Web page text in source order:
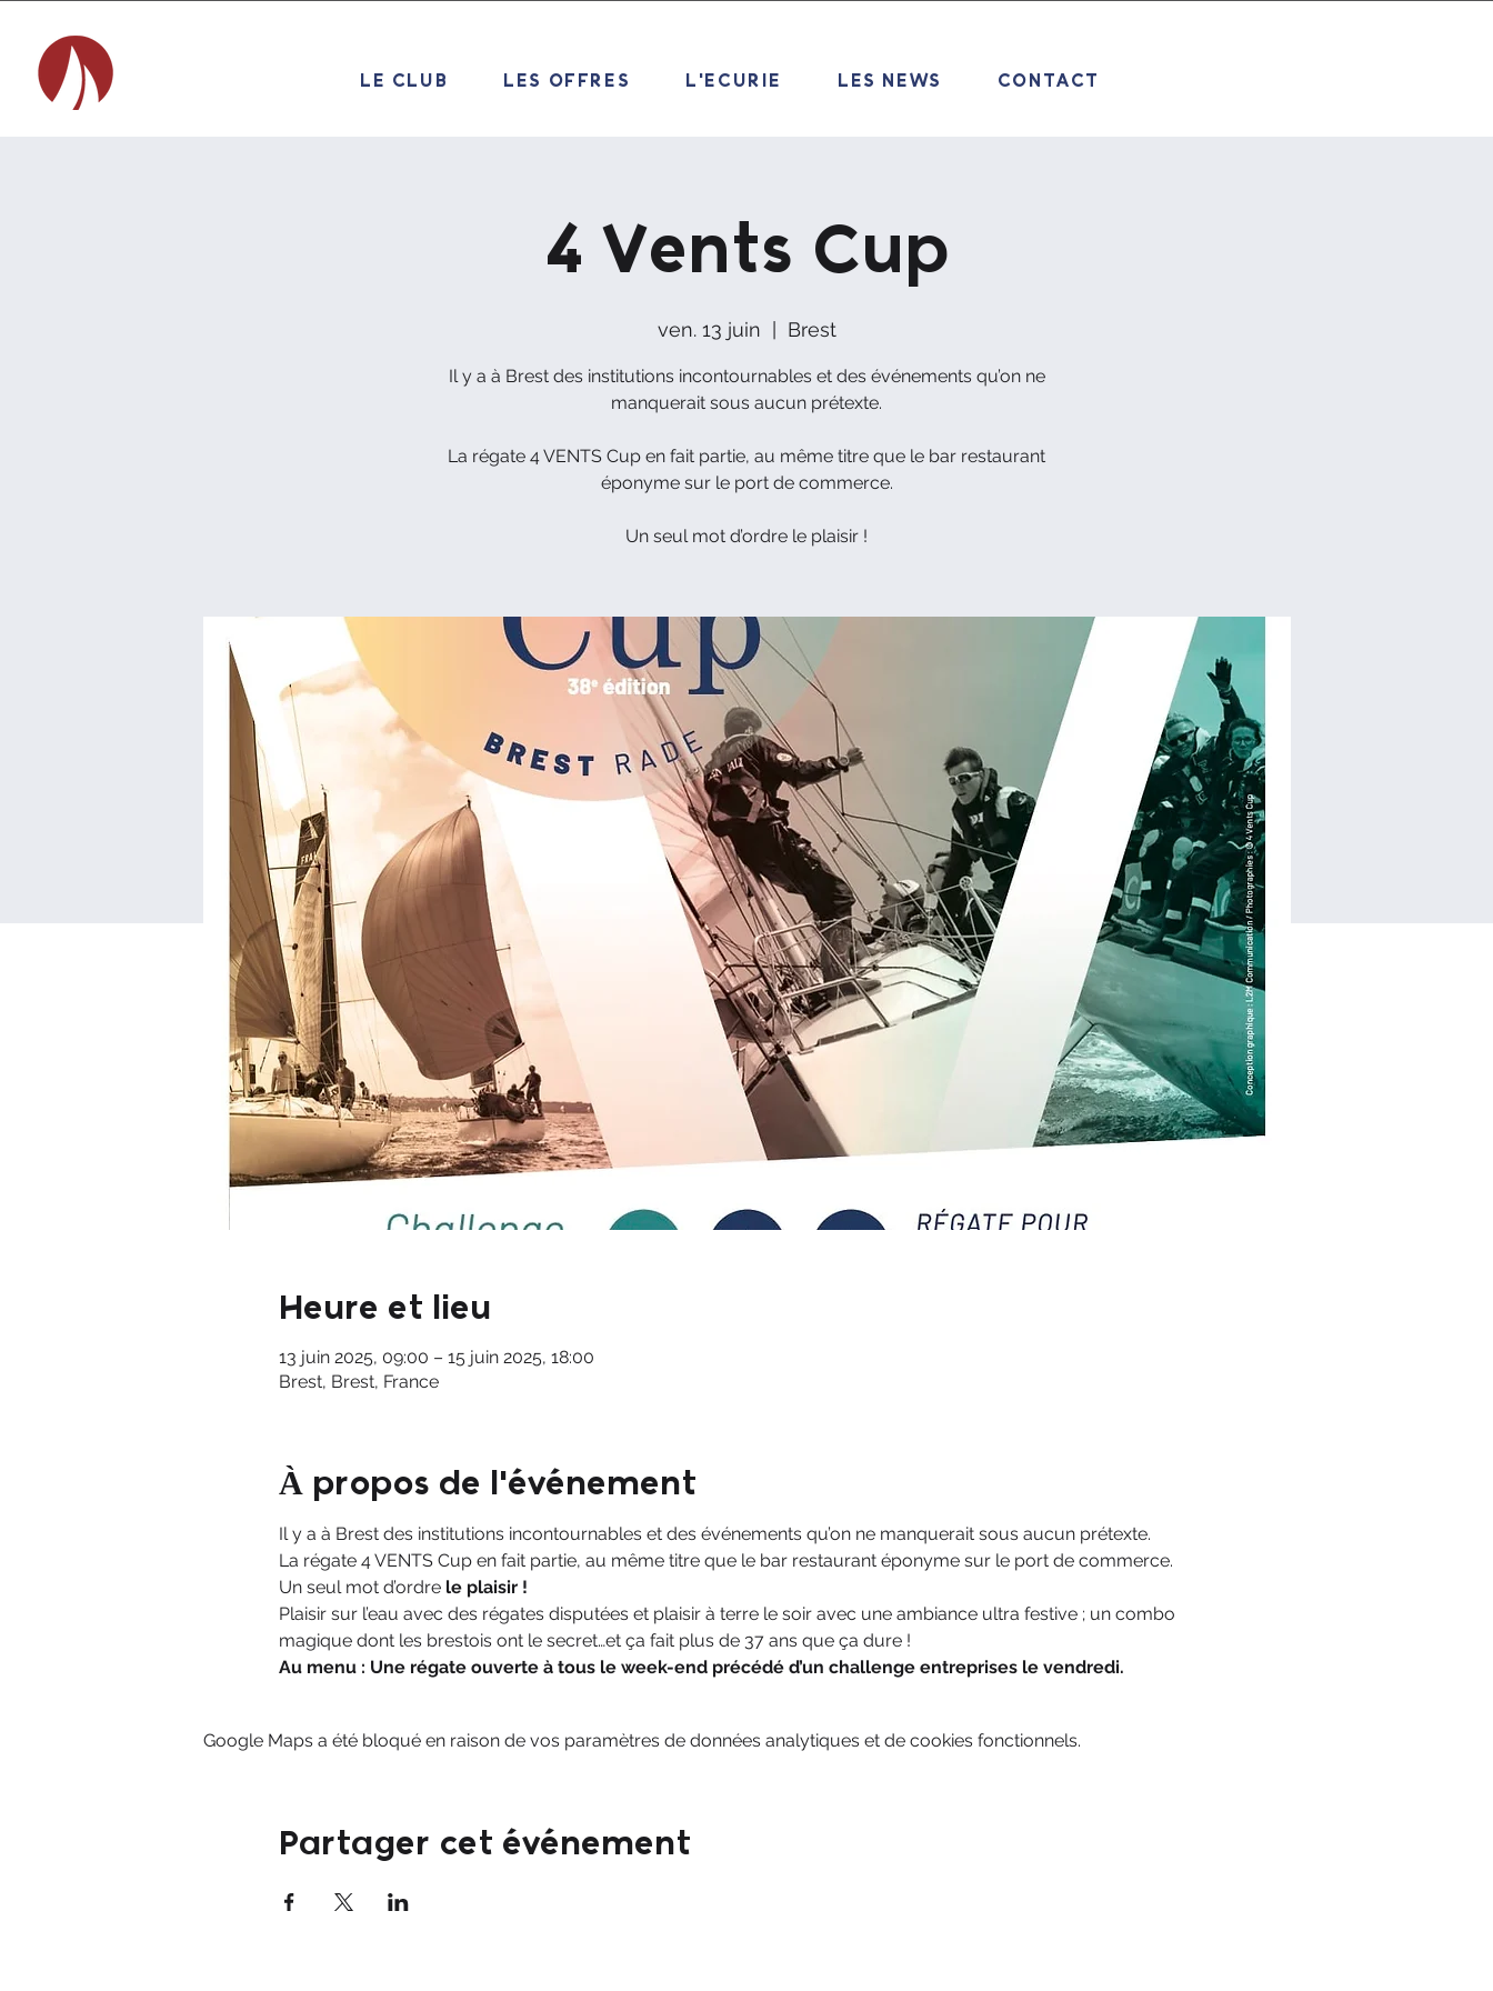
LE CLUB LES OFFRES L'ECURIE LES NEWS CONTACT
4 Vents Cup
ven. 13 juin Brest
Il y a à Brest des institutions incontournables et des événements qu’on ne
manquerait sous aucun prétexte.
La régate 4 VENTS Cup en fait partie, au même titre que le bar restaurant
éponyme sur le port de commerce.
Un seul mot d’ordre le plaisir !
Heure et lieu
13 juin 2025, 09:00 – 15 juin 2025, 18:00
Brest, Brest, France
À propos de l'événement
Il y a à Brest des institutions incontournables et des événements qu’on ne manquerait sous aucun prétexte.
La régate 4 VENTS Cup en fait partie, au même titre que le bar restaurant éponyme sur le port de commerce.
Un seul mot d’ordre le plaisir !
Plaisir sur l’eau avec des régates disputées et plaisir à terre le soir avec une ambiance ultra festive ; un combo
magique dont les brestois ont le secret…et ça fait plus de 37 ans que ça dure !
Au menu : Une régate ouverte à tous le week-end précédé d’un challenge entreprises le vendredi.
Google Maps a été bloqué en raison de vos paramètres de données analytiques et de cookies fonctionnels.
Partager cet événement